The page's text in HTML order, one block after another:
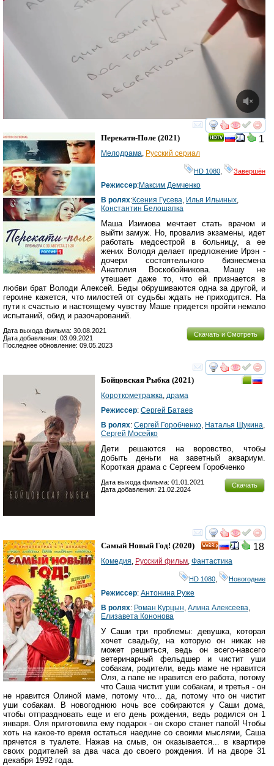
смотреть
1
Перекати-Поле (2021)
Мелодрама, Русский сериал
HD 1080, Завершён
Режиссер:Максим Демченко
В ролях:Ксения Гусева, Илья Ильиных,
Константин Белошапка
Маша Изимова мечтает стать врачом и
выйти замуж. Но, провалив экзамены, идет
работать медсестрой в больницу, а ее
жених Володя делает предложение Ирэн -
дочери состоятельного бизнесмена
Анатолия Воскобойникова. Машу не
утешает даже то, что ей признается в
любви брат Володи Алексей. Беды обрушиваются одна за другой, и
героине кажется, что милостей от судьбы ждать не приходится. На
пути к счастью и настоящему чувству Маше придется пройти немало
испытаний, обид и разочарований.
Скачать и Смотреть
Дата выхода фильма: 30.08.2021
Дата добавления: 03.09.2021
Последнее обновление: 09.05.2023
смотреть
Бойцовская Рыбка (2021)
Короткометражка, драма
Режиссер: Сергей Батаев
В ролях: Сергей Горобченко, Наталья Щукина,
Сергей Мосейко
Дети решаются на воровство, чтобы
добыть деньги на заветный аквариум.
Короткая драма с Сергеем Горобченко
Скачать
Дата выхода фильма: 01.01.2021
Дата добавления: 21.02.2024
смотреть
18
Самый Новый Год! (2020)
Комедия, Русский фильм, Фантастика
HD 1080 Новогодние
Режиссер: Антонина Руже
В ролях: Роман Курцын, Алина Алексеева,
Елизавета Кононова
У Саши три проблемы: девушка, которая
хочет свадьбу, на которую он никак не
может решиться, ведь он всего-навсего
ветеринарный фельдшер и чистит уши
собакам, родители, ведь маме не нравится
Оля, а папе не нравится его работа, потому
что Саша чистит уши собакам, и третья - он
не нравится Олиной маме, потому что... да, потому что он чистит
уши собакам. В новогоднюю ночь все собираются у Саши дома,
чтобы отпраздновать еще и его день рождения, ведь родился он 1
января. Оля приготовила ему подарок - он скоро станет папой! Чтобы
хоть на какое-то время остаться наедине со своими мыслями, Саша
прячется в туалете. Нажав на смыв, он оказывается... в квартире
своих родителей за два часа до своего рождения. И на дворе 31
декабря 1992 года.